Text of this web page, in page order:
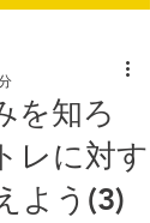
を知ろ
レに対す
よう(3)